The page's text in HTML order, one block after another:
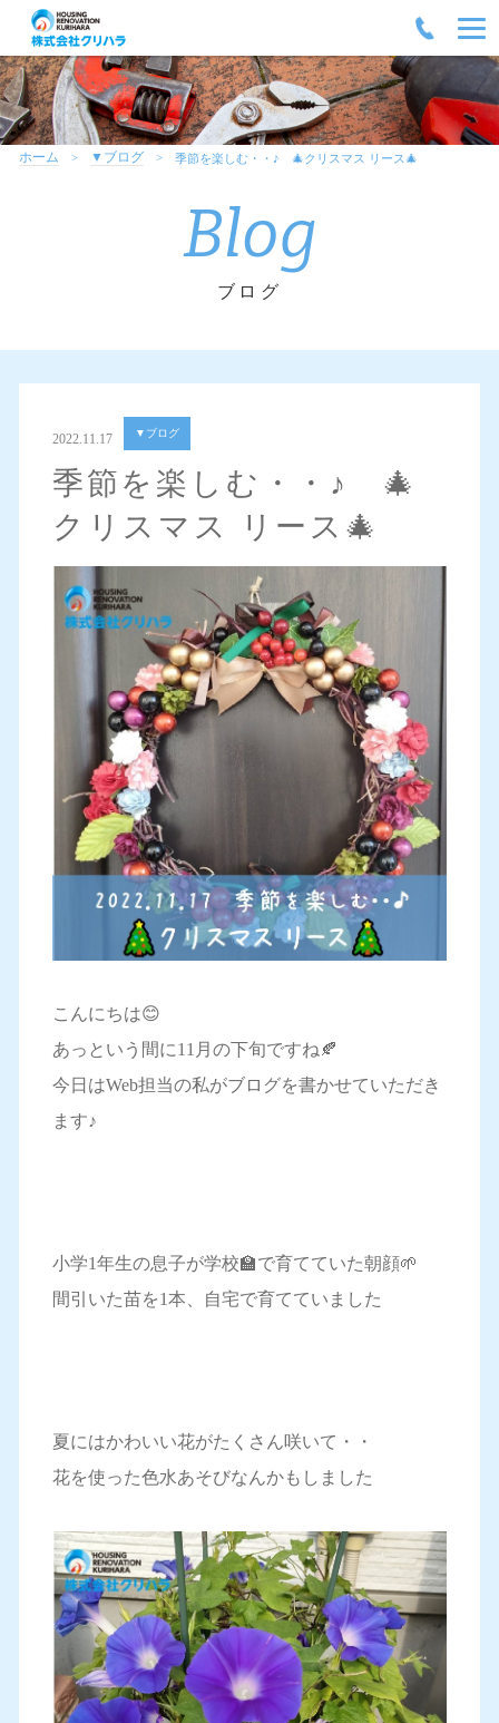
ホーム ▼ブログ 季節を楽しむ・・♪ 🎄クリスマス リース🎄
Blog
ブログ
2022.11.17 ▼ブログ
季節を楽しむ・・♪ 🎄
クリスマス リース🎄
こんにちは😊
あっという間に11月の下旬ですね🍂
今日はWeb担当の私がブログを書かせていただき
ます♪
小学1年生の息子が学校🏫で育てていた朝顔🌱
間引いた苗を1本、自宅で育てていました
夏にはかわいい花がたくさん咲いて・・
花を使った色水あそびなんかもしました